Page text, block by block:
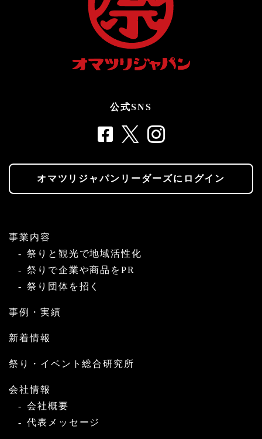
公式SNS
オマツリジャパンリーダーズにログイン
事業内容
祭りと観光で地域活性化
祭りで企業や商品をPR
祭り団体を招く
事例・実績
新着情報
祭り・イベント総合研究所
会社情報
会社概要
代表メッセージ